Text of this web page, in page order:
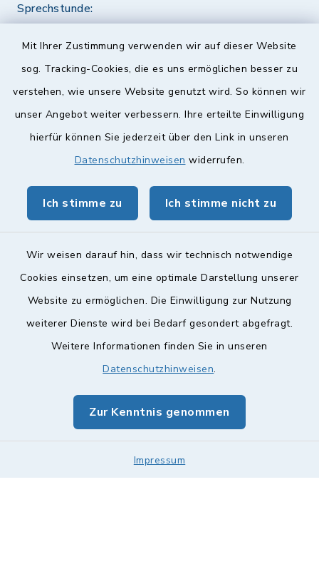
Mit Ihrer Zustimmung verwenden wir auf dieser Website
sog. Tracking-Cookies, die es uns ermöglichen besser zu
verstehen, wie unsere Website genutzt wird. So können wir
unser Angebot weiter verbessern. Ihre erteilte Einwilligung
hierfür können Sie jederzeit über den Link in unseren
Datenschutzhinweisen widerrufen.
Ich stimme zu Ich stimme nicht zu
Wir weisen darauf hin, dass wir technisch notwendige
Cookies einsetzen, um eine optimale Darstellung unserer
Website zu ermöglichen. Die Einwilligung zur Nutzung
weiterer Dienste wird bei Bedarf gesondert abgefragt.
Weitere Informationen finden Sie in unseren
Datenschutzhinweisen.
Zur Kenntnis genommen
Impressum
Sprechstunde:
Quicklinks
Landkreis Lichtenfels
geoPortal Lichtenfels
Barrierefreiheit
Impressum
Sitemap